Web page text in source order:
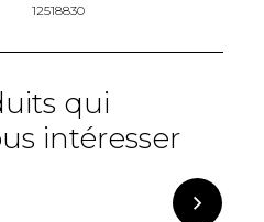
12518830
qui
intéresser